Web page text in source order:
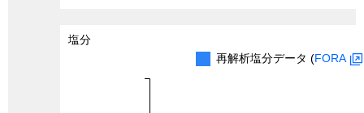
塩分
再解析塩分データ (FORA